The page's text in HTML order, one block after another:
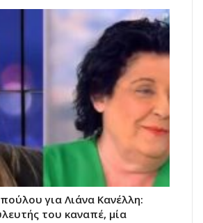
για Λιάνα Κανέλλη:
του καναπέ, μία